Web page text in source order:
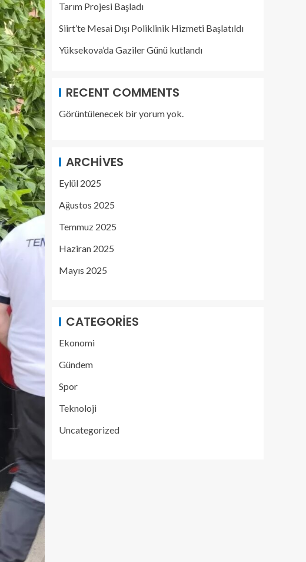
Tarım Projesi Başladı
Siirt’te Mesai Dışı Poliklinik Hizmeti Başlatıldı
Yüksekova’da Gaziler Günü kutlandı
RECENT COMMENTS
Görüntülenecek bir yorum yok.
ARCHIVES
Eylül 2025
Ağustos 2025
Temmuz 2025
Haziran 2025
Mayıs 2025
CATEGORIES
Ekonomi
Gündem
Spor
Teknoloji
Uncategorized